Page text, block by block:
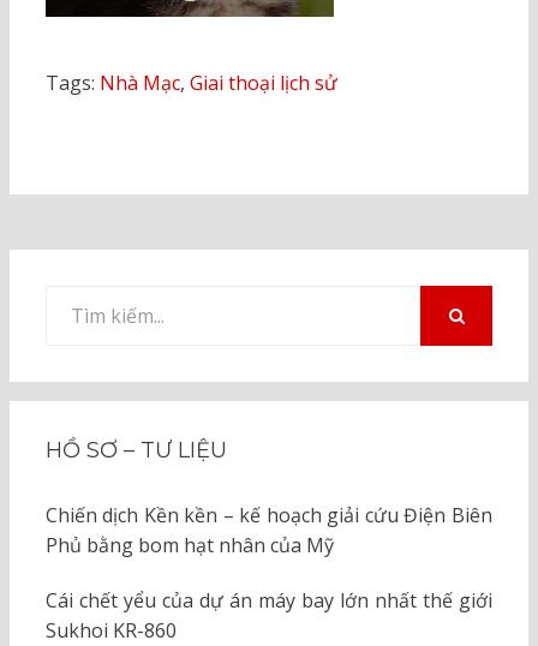
Tags: Nhà Mạc, Giai thoại lịch sử
kiếm
HỒ SƠ – TƯ LIỆU
Chiến dịch Kền kền – kế hoạch giải cứu Điện Biên
Phủ bằng bom hạt nhân của Mỹ
Cái chết yểu của dự án máy bay lớn nhất thế giới
Sukhoi KR-860